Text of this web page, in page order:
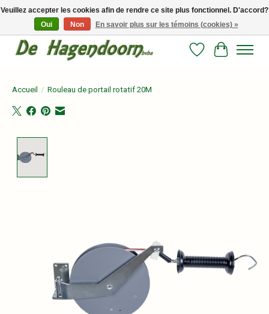
Persoonlijk advies en betrouwbare voeding voor jouw paard!
Liste dePanier
Accueil / Rouleau de portail rotatif 20M
Veuillez accepter les cookies afin de rendre ce site plus fonctionnel. D'accord?
Oui
Non En savoir plus sur les témoins (cookies) »